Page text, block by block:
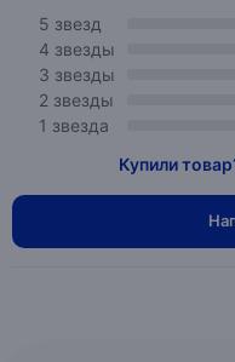
5 звезд
4 звезды
3 звезды
2 звезды
1 звезда
Купили